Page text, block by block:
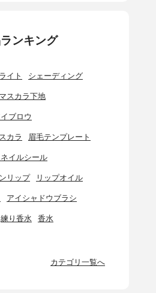
ンキング
イト シェーディング
マスカラ下地
ブロウ
カラ 眉毛テンプレート
イルシール
リップ リップオイル
アイシャドウブラシ
練り香水 香水
カテゴリ一覧へ